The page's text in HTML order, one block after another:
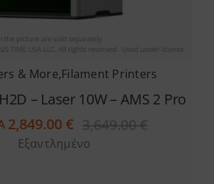
& More,Filament Printers
– Laser 10W – AMS 2 Pro
3,649.00 €
2,849.00€
Εξαντλημένο